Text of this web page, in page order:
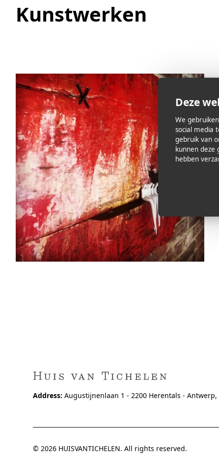
Deze
We
social media
gebruik van
kunnen deze
hebben
Kunstwerken
Address:Augustijnenlaan 1 - 2200 Herentals -
© 2026 HUISVANTICHELEN. All rights reserved.